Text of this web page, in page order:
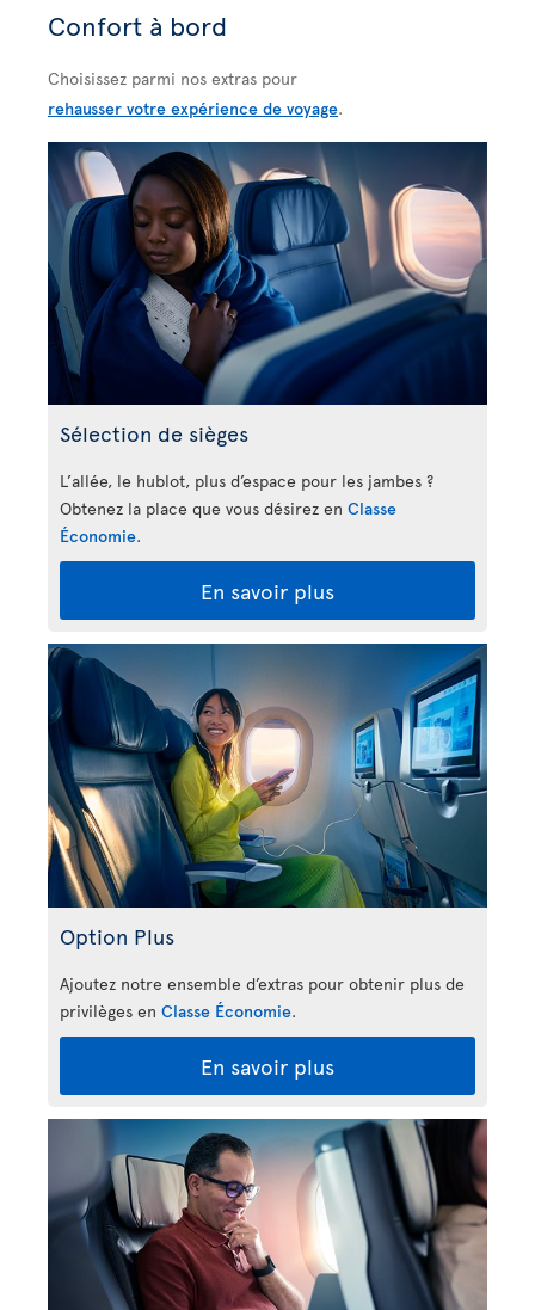
Confort à bord
Choisissez parmi nos extras pour
rehausser votre expérience de voyage.
Sélection de sièges
L’allée, le hublot, plus d’espace pour les jambes ?
Obtenez la place que vous désirez en Classe
Économie.
En savoir plus
Option Plus
Ajoutez notre ensemble d’extras pour obtenir plus de
privilèges en Classe Économie.
En savoir plus